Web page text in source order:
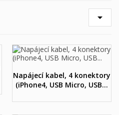

Napájecí kabel, 4 konektory
(iPhone4, USB Micro, USB...